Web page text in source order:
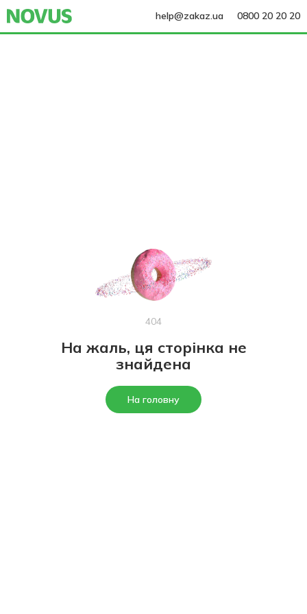
help@zakaz.ua 0800 20 20 20
404
На жаль, ця сторінка не
знайдена
На головну